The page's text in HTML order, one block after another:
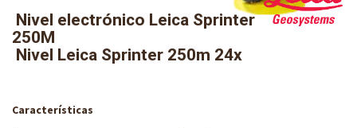
Nivel electrónico Leica Sprinter
250M
Nivel Leica Sprinter 250m 24x
Características